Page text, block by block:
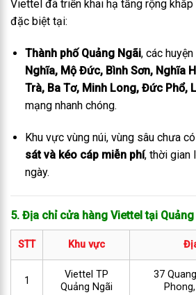
Viettel đã triển khai hạ tầng rộng khắp
đặc biệt tại:
Thành phố Quảng Ngãi, các
Nghĩa, Mộ Đức, Bình Sơn, Nghĩa
Trà, Ba Tơ, Minh Long, Đức Phổ,
mạng nhanh chóng.
Khu vực vùng núi, vùng sâu chưa
sát và kéo cáp miễn phí, thời gian
ngày.
5. Địa chỉ cửa hàng Viettel tại
STT Khu vực
1
Viettel TP
Quảng Ngãi
37